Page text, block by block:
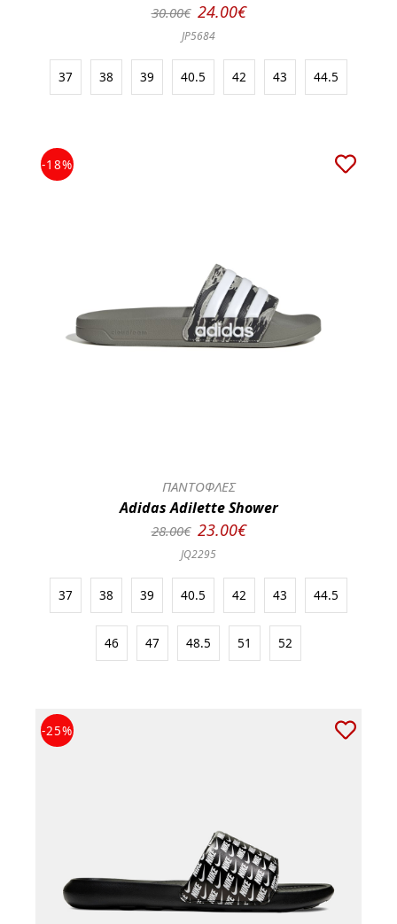
30.00€ 24.00€
JP5684
37 38 39 40.5 42 43 44.5
-18%
ΠΑΝΤΟΦΛΕΣ
Adidas Adilette Shower
28.00€ 23.00€
JQ2295
37 38 39 40.5 42 43 44.5
46 47 48.5 51 52
-25%